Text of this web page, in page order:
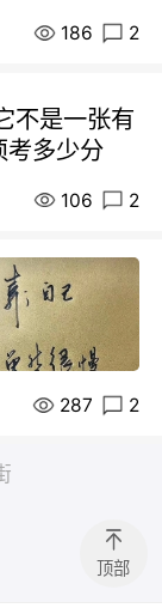
186 2
不是一张有
考多少分
106 2
287 2
顶部